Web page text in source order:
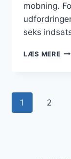
mobning.
seks
LÆS MERE
Side
1 2